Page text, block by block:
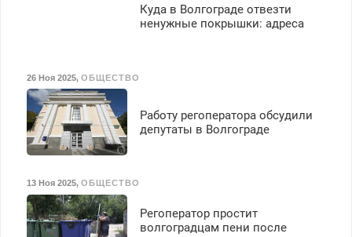
Куда в Волгограде отвезти
ненужные покрышки: адреса
26 Ноя 2025, ОБЩЕСТВО
Работу регоператора обсудили
депутаты в Волгограде
13 Ноя 2025, ОБЩЕСТВО
Регоператор простит
волгоградцам пени после